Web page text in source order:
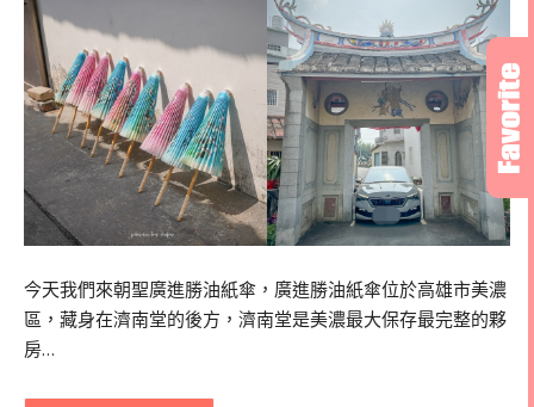
今天我們來朝聖廣進勝油紙傘，廣進勝油紙傘位於高雄市美濃
區，藏身在濟南堂的後方，濟南堂是美濃最大保存最完整的夥
房…